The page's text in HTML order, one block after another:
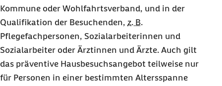
Kommune oder Wohlfahrtsverband, und in der
Qualifikation der Besuchenden, z. B.
Pflegefachpersonen, Sozialarbeiterinnen und
Sozialarbeiter oder Ärztinnen und Ärzte. Auch gilt
das präventive Hausbesuchsangebot teilweise nur
für Personen in einer bestimmten Altersspanne